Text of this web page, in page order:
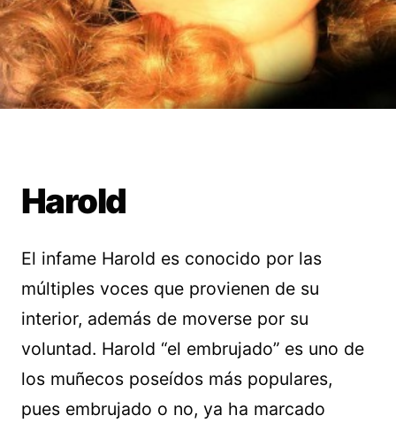
Harold
El infame Harold es conocido por las
múltiples voces que provienen de su
interior, además de moverse por su
voluntad. Harold “el embrujado” es uno de
los muñecos poseídos más populares,
pues embrujado o no, ya ha marcado